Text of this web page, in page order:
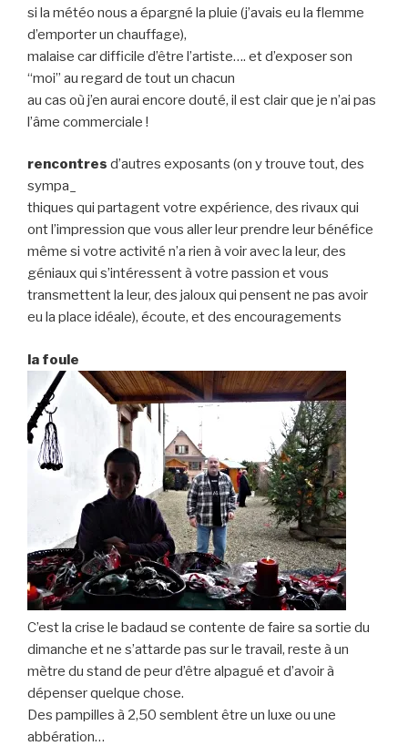
si la météo nous a épargné la pluie (j’avais eu la flemme
d’emporter un chauffage),
malaise car difficile d’être l’artiste…. et d’exposer son
“moi” au regard de tout un chacun
au cas où j’en aurai encore douté, il est clair que je n’ai pas
l’âme commerciale !
rencontres d’autres exposants (on y trouve tout, des
sympa_
thiques qui partagent votre expérience, des rivaux qui
ont l’impression que vous aller leur prendre leur bénéfice
même si votre activité n’a rien à voir avec la leur, des
géniaux qui s’intéressent à votre passion et vous
transmettent la leur, des jaloux qui pensent ne pas avoir
eu la place idéale), écoute, et des encouragements
la foule
C’est la crise le badaud se contente de faire sa sortie du
dimanche et ne s’attarde pas sur le travail, reste à un
mètre du stand de peur d’être alpagué et d’avoir à
dépenser quelque chose.
Des pampilles à 2,50 semblent être un luxe ou une
abbération…